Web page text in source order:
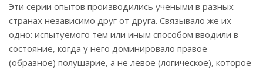
Эти серии опытов производились учеными в разных
странах независимо друг от друга. Связывало же их
одно: испытуемого тем или иным способом вводили в
состояние, когда у него доминировало правое
(образное) полушарие, а не левое (логическое), которое